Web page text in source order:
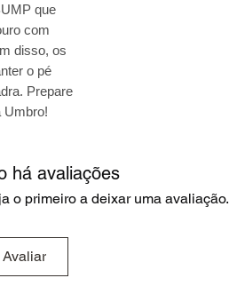
que
com
disso, os
o pé
Prepare
Umbro!
há avaliações
o primeiro a deixar uma avaliação.
Avaliar